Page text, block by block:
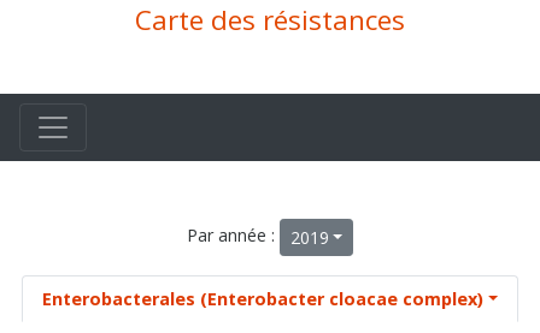
Carte des résistances
Par année : 2019
Enterobacterales (Enterobacter cloacae complex)